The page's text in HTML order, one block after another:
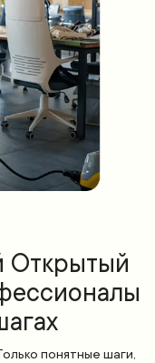
Открытый
понятные шаги,